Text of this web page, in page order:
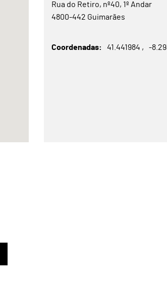
Rua do Retiro, nº40, 1º Andar
4800-442 Guimarães
Coordenadas 41.441984 -